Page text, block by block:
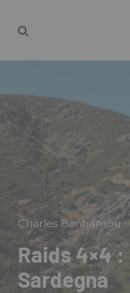
Charles Benhamou ·
Raids 4×4 :
Sardegna